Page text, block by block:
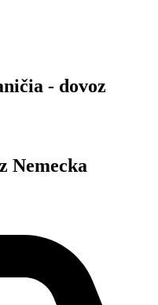
- dovoz
Nemecka